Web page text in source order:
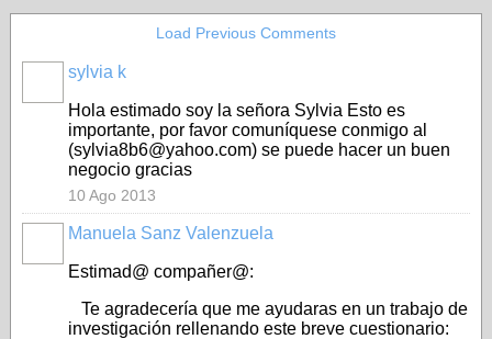
Load Previous Comments
sylvia k
Hola estimado soy la señora Sylvia Esto es
importante, por favor comuníquese conmigo al
(sylvia8b6@yahoo.com) se puede hacer un buen
negocio gracias
10 Ago 2013
Manuela Sanz Valenzuela
Estimad@ compañer@:
Te agradecería que me ayudaras en un trabajo de
investigación rellenando este breve cuestionario: